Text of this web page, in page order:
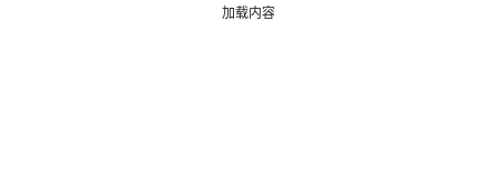
加载内容